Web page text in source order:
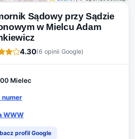
Sądowy przy Sądzie
w Mielcu Adam
4.30(6 opinii Google)
Mielec
numer
WWW
profil Google